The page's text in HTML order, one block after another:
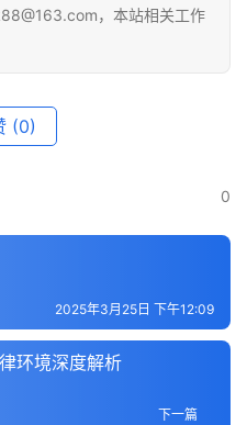
，本站相关工作
(0)
0
2025年3月25日 下午12:09
环境深度解析
下一篇